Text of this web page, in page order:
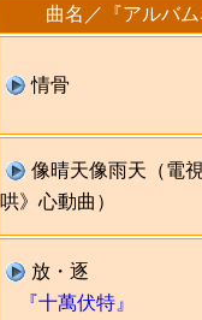
曲名／『アルバ
情骨
像晴天像雨天（電
哄》心動曲）
放・逐
『十萬伏特』